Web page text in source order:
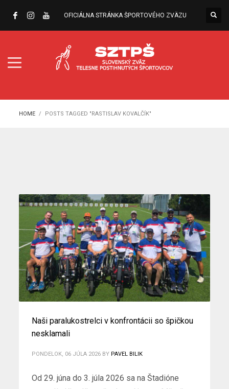
OFICIÁLNA STRÁNKA ŠPORTOVÉHO ZVÄZU
HOME POSTS TAGGED "RASTISLAV KOVALČÍK"
Naši paralukostrelci v konfrontácii so špičkou
nesklamali
PONDELOK, 06 JÚLA 2026 BY PAVEL BILIK
Od 29. júna do 3. júla 2026 sa na Štadióne